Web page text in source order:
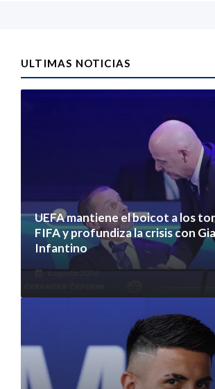
ULTIMAS NOTICIAS
UEFA mantiene el boicot a los
FIFA y profundiza la crisis con
Infantino
6 agosto 2026